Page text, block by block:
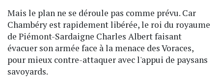
Mais le plan ne se déroule pas comme prévu. Car
Chambéry est rapidement libérée, le roi du royaume
de Piémont-Sardaigne Charles Albert faisant
évacuer son armée face à la menace des Voraces,
pour mieux contre-attaquer avec l'appui de paysans
savoyards.